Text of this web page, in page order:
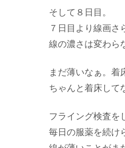
そして８日目。
７日目より線画さ
線の濃さは変わら
まだ薄いなぁ。着
ちゃんと着床して
フライング検査を
毎日の服薬を続け